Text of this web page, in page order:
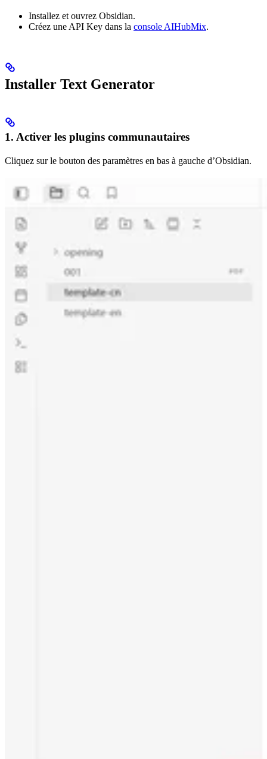
Installez et ouvrez Obsidian.
Créez une API Key dans la console AIHubMix.
Installer Text Generator
1. Activer les plugins communautaires
Cliquez sur le bouton des paramètres en bas à gauche d’Obsidian.